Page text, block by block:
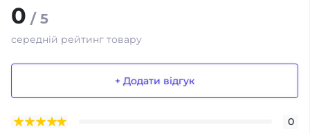
0 / 5
середній рейтинг товару
+ Додати відгук
0